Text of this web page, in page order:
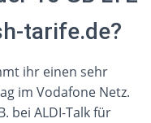
tarife.de?
ihr einen sehr
im Vodafone Netz.
bei ALDI-Talk für